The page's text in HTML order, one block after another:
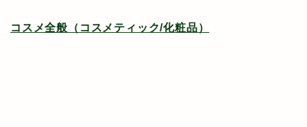
コスメ全般（コスメティック/化粧品）